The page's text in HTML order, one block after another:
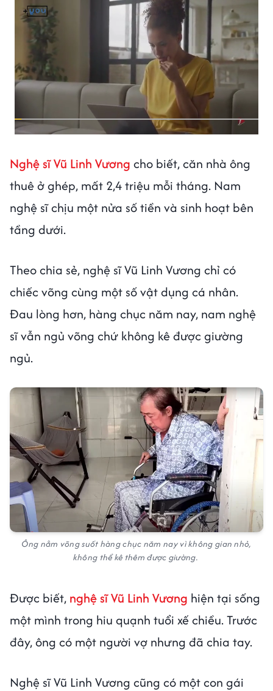
Nghệ sĩ Vũ Linh Vương cho biết, căn nhà ông
thuê ở ghép, mất 2,4 triệu mỗi tháng. Nam
nghệ sĩ chịu một nửa số tiền và sinh hoạt bên
tầng dưới.
Theo chia sẻ, nghệ sĩ Vũ Linh Vương chỉ có
chiếc võng cùng một số vật dụng cá nhân.
Đau lòng hơn, hàng chục năm nay, nam nghệ
sĩ vẫn ngủ võng chứ không kê được giường
ngủ.
Ông nằm võng suốt hàng chục năm nay vì không gian nhỏ,
không thể kê thêm được giường.
Được biết, nghệ sĩ Vũ Linh Vương hiện tại sống
một mình trong hiu quạnh tuổi xế chiều. Trước
đây, ông có một người vợ nhưng đã chia tay.
Nghệ sĩ Vũ Linh Vương cũng có một con gái